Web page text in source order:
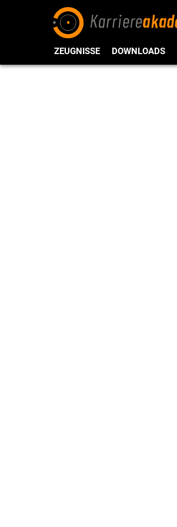
ZEUGNISSE DOWNLOADS